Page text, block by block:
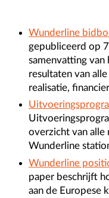
Wunderline
gepubliceerd op
samenvatting
resultaten van
realisatie,
overzicht van alle
Wunderline
Wunderline
paper beschrijft
aan de Europese